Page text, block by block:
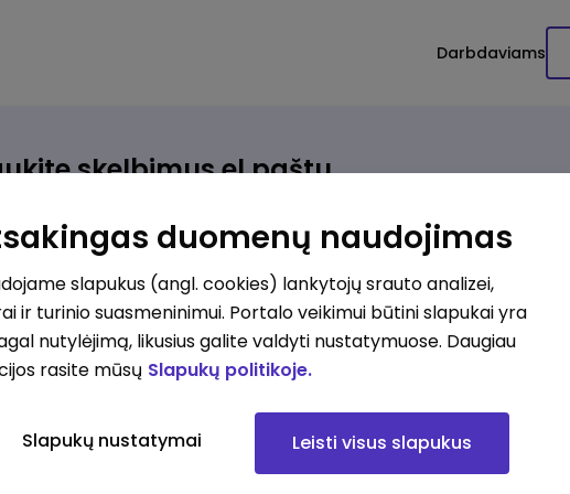
Darbdaviams
skelbimus el.paštu
atsiras, iš karto gausite jį el. paštu.
ieškote darbo?*
Pridėti naują
Kokios srities darbo pasiūlymai jus domina?
Pridėti naują
duomenų naudojimas
slapukus (angl. cookies) lankytojų srauto analizei,
ir turinio suasmeninimui. Portalo veikimui būtini slapukai yra
nutylėjimą, likusius galite valdyti nustatymuose. Daugiau
rasite mūsų Slapukų politikoje.
Slapukų nustatymai Leisti visus slapukus